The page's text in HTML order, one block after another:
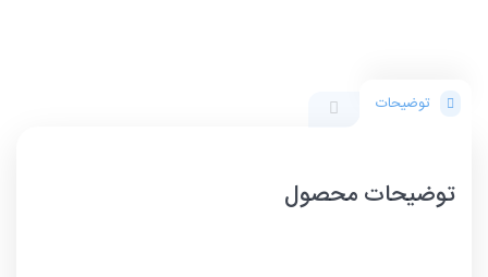
توضیحات
توضیحات محصول